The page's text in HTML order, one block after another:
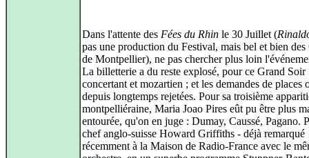
Dans l'attente des Fées du Rhin le 30 Juillet (
pas une production du Festival, mais bel et bien des
de Montpellier), ne pas chercher plus loin
La billetterie a du reste explosé, pour ce Grand Soir
concertant et mozartien ; et les demandes de places
depuis longtemps rejetées. Pour sa troisième
montpelliéraine, Maria Joao Pires eût pu être plus
entourée, qu'on en juge : Dumay, Caussé, Pagano.
chef anglo-suisse Howard Griffiths - déjà remarqué
récemment à la Maison de Radio-France avec le